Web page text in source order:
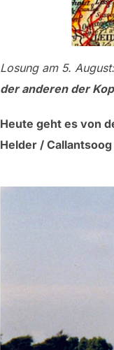
Losung am 5.
der anderen der
Heute geht es von
Helder / Callantsoog